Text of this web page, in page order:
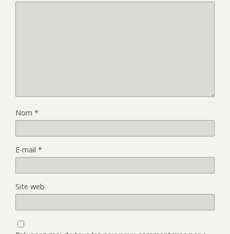
Nom *
E-mail *
Site web